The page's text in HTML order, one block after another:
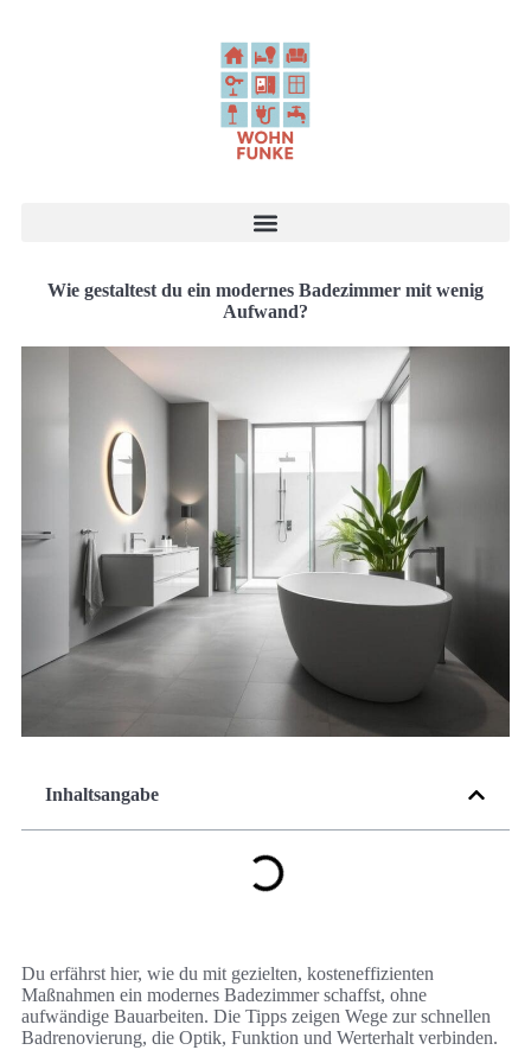
Wie gestaltest du ein modernes Badezimmer mit wenig
Aufwand?
Inhaltsangabe
Du erfährst hier, wie du mit gezielten, kosteneffizienten
Maßnahmen ein modernes Badezimmer schaffst, ohne
aufwändige Bauarbeiten. Die Tipps zeigen Wege zur schnellen
Badrenovierung, die Optik, Funktion und Werterhalt verbinden.